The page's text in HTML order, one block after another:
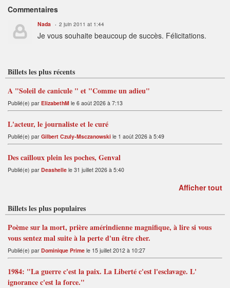
Commentaires
Nada 2 juin 2011 at 1:44
Je vous souhaite beaucoup de succès. Félicitations.
Billets les plus récents
A "Soleil de canicule " et "Comme un adieu"
Publié(e) par ElizabethM le 6 août 2026 à 7:13
L'acteur, le journaliste et le curé
Publié(e) par Gilbert Czuly-Msczanowski le 1 août 2026 à 5:49
Des cailloux plein les poches, Genval
Publié(e) par Deashelle le 31 juillet 2026 à 5:40
Afficher tout
Billets les plus populaires
Poème sur la mort, prière amérindienne magnifique, à lire si vous
vous sentez mal suite à la perte d'un être cher.
Publié(e) par Dominique Prime le 15 juillet 2012 à 10:27
1984: "La guerre c'est la paix. La Liberté c'est l'esclavage. L'
ignorance c'est la force."